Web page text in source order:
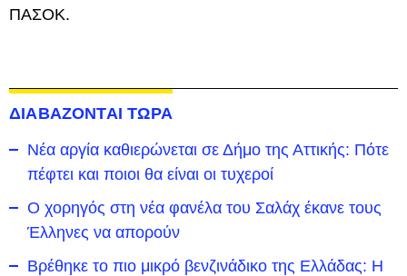
ΠΑΣΟΚ.
ΔΙΑΒΑΖΟΝΤΑΙ ΤΩΡΑ
Νέα αργία καθιερώνεται σε Δήμο της Αττικής: Πότε
πέφτει και ποιοι θα είναι οι τυχεροί
Ο χορηγός στη νέα φανέλα του Σαλάχ έκανε τους
Έλληνες να απορούν
Βρέθηκε το πιο μικρό βενζινάδικο της Ελλάδας: Η